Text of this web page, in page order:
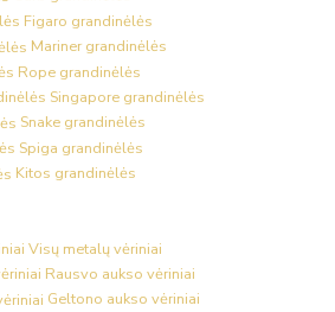
Figaro grandinėlės
Mariner grandinėlės
Rope grandinėlės
Singapore grandinėlės
Snake grandinėlės
Spiga grandinėlės
Kitos grandinėlės
Visų metalų vėriniai
Rausvo aukso vėriniai
Geltono aukso vėriniai